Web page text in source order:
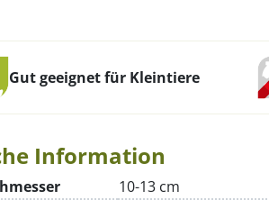
Gut geeignet für Kleintiere
Information
10-13 cm